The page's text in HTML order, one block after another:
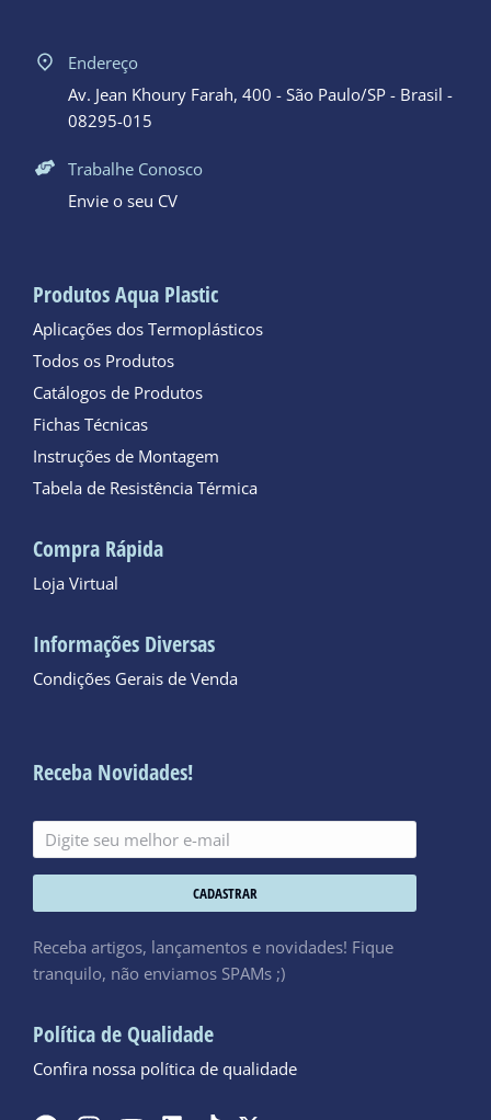
Endereço
Av. Jean Khoury Farah, 400 - São Paulo/SP - Brasil -
08295-015
Trabalhe Conosco
Envie o seu CV
Produtos Aqua Plastic
Aplicações dos Termoplásticos
Todos os Produtos
Catálogos de Produtos
Fichas Técnicas
Instruções de Montagem
Tabela de Resistência Térmica
Compra Rápida
Loja Virtual
Informações Diversas
Condições Gerais de Venda
Receba Novidades!
CADASTRAR
Receba artigos, lançamentos e novidades! Fique
tranquilo, não enviamos SPAMs ;)
Política de Qualidade
Confira nossa política de qualidade